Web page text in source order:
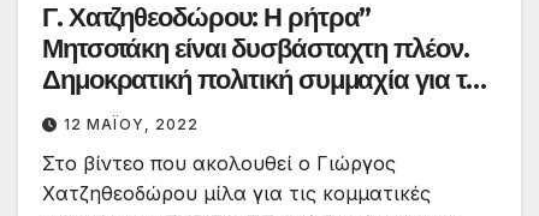
Γ. Χατζηθεοδώρου: Η ρήτρα”
Μητσοτάκη είναι δυσβάσταχτη πλέον.
Δημοκρατική πολιτική συμμαχία για την
απαλλαγή
12 ΜΑΪ́ΟΥ, 2022
Στο βίντεο που ακολουθεί ο Γιώργος
Χατζηθεοδώρου μίλα για τις κομματικές